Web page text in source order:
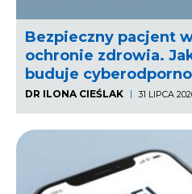
Bezpieczny pacjent
ochronie zdrowia.
buduje
DR ILONA CIEŚLAK 31 LIPCA